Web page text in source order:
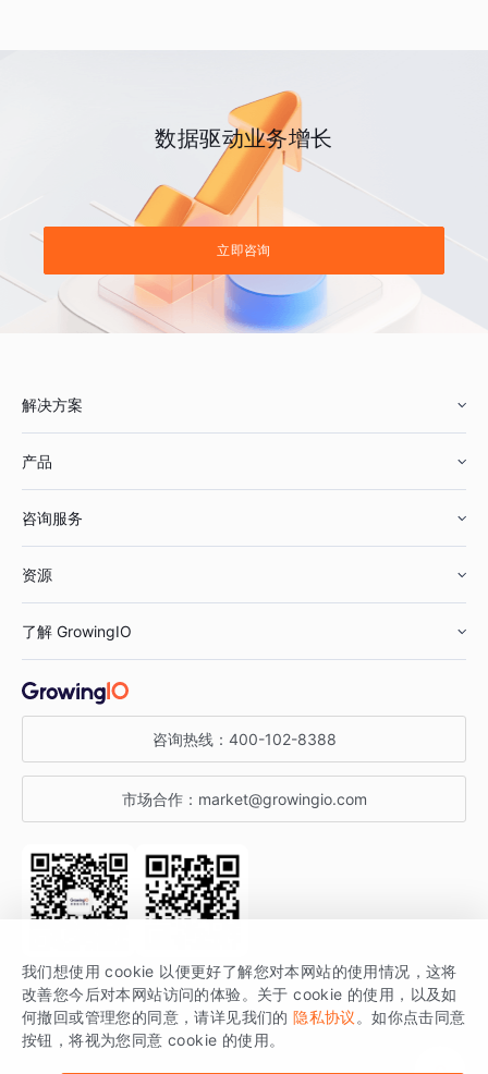
数据驱动业务增长
立即咨询
解决方案
鞋服行业
汽车行业
金融行业
产品
智能运营
获客分析
咨询服务
资源
增长公开课
增长博客
开发者文档
SDK 文档
场景指南
了解 GrowingIO
关于 GrowingIO
增长大会
行业活动
咨询热线： 400-102-8388
市场合作： market@growingio.com
关注公众号 获取更多干货
GrowingIO 是专注于数据智能分析与增长的品牌，核心平台为 GrowingIO
分析云。
我们想使用 cookie 以便更好了解您对本网站的使用情况，这将
改善您今后对本网站访问的体验。关于 cookie 的使用，以及如
何撤回或管理您的同意，请详见我们的 隐私协议 。如你点击同意
按钮，将视为您同意 cookie 的使用。